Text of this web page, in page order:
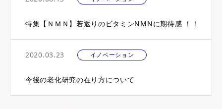
特集【ＮＭＮ】若返りのビタミンNMNに期待感 ！！
2020.03.23 イノベーション
今後の老化研究の在り方について